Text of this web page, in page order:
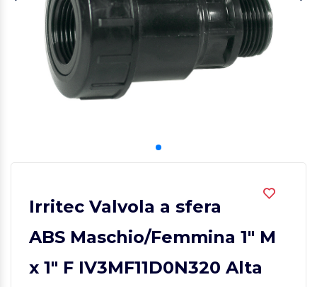
Irritec Valvola a sfera
ABS Maschio/Femmina 1" M
x 1" F IV3MF11D0N320 Alta